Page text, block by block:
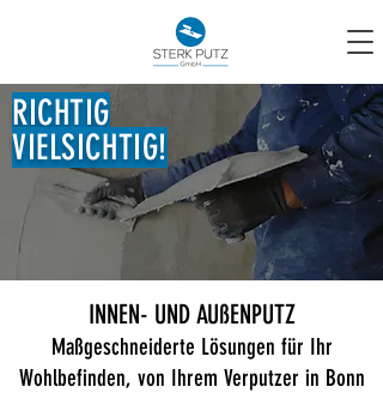
RICHTIG
VIELSICHTIG!
INNEN- UND AUßENPUTZ
Maßgeschneiderte Lösungen für Ihr
Wohlbefinden, von Ihrem Verputzer in Bonn